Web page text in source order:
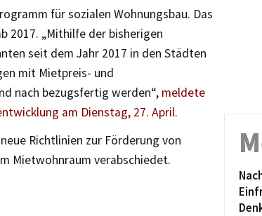
für sozialen Wohnungsbau. Das
2017. „Mithilfe der bisherigen
seit dem Jahr 2017 in den Städten
mit Mietpreis- und
nach bezugsfertig werden“, meldete
am Dienstag, 27. April.
Richtlinien zur Förderung von
Mietwohnraum verabschiedet.